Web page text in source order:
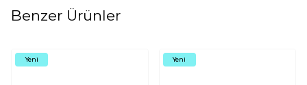
Benzer Ürünler
Yeni Yeni